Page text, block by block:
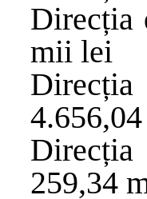
Direcția
mii lei
Direcția
Direcția
259,34